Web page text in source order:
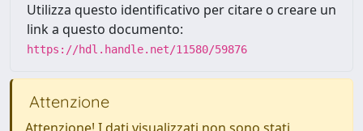
Utilizza questo identificativo per citare o creare un
link a questo documento:
https://hdl.handle.net/11580/59876
Attenzione